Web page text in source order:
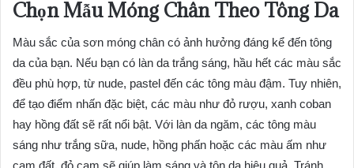
Chọn Mẫu Móng Chân Theo Tông Da
Màu sắc của sơn móng chân có ảnh hưởng đáng kể đến tông
da của bạn. Nếu bạn có làn da trắng sáng, hầu hết các màu sắc
đều phù hợp, từ nude, pastel đến các tông màu đậm. Tuy nhiên,
để tạo điểm nhấn đặc biệt, các màu như đỏ rượu, xanh coban
hay hồng đất sẽ rất nổi bật. Với làn da ngăm, các tông màu
sáng như trắng sữa, nude, hồng phấn hoặc các màu ấm như
cam đất, đỏ cam sẽ giúp làm sáng và tôn da hiệu quả. Tránh